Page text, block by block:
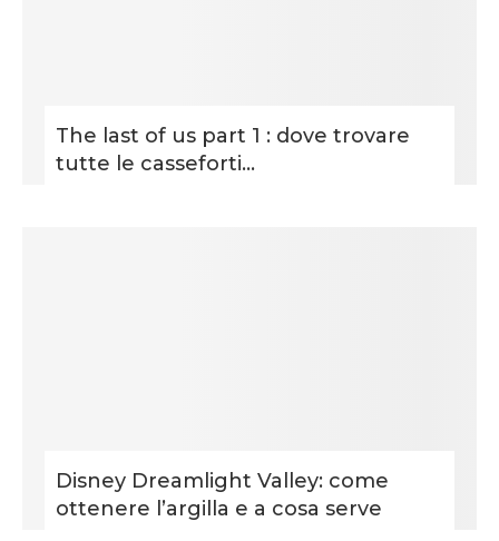
The last of us part 1 : dove trovare
tutte le casseforti...
Disney Dreamlight Valley: come
ottenere l’argilla e a cosa serve